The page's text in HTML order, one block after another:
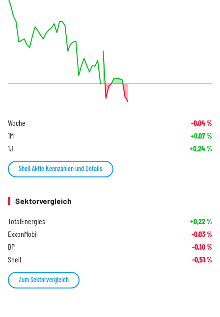
Woche -0,04%
1M +0,07%
1J +0,24%
Shell Aktie Kennzahlen und Details
Sektorvergleich
TotalEnergies +0,22%
ExxonMobil -0,03%
BP -0,10%
Shell -0,51 %
Zum Sektorvergleich